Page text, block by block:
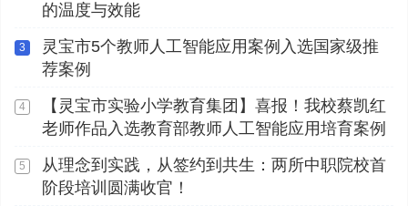
的温度与效能
3
灵宝市5个教师人工智能应用案例入选国家级推
荐案例
4
【灵宝市实验小学教育集团】喜报！我校蔡凯红
老师作品入选教育部教师人工智能应用培育案例
5
从理念到实践，从签约到共生：两所中职院校首
阶段培训圆满收官！